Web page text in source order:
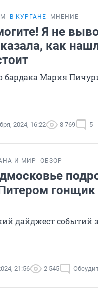
В КУРГАНЕ МНЕНИЕ
Я не
как
бардака Мария
2024, 16:22 8 769 5
И МИР ОБЗОР
гонщик
дайджест событий
21:56 2 545